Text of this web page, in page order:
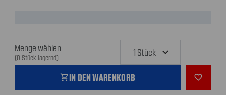
Menge wählen
(0 Stück lagernd)
shopping_cartIN DEN WARENKORB favorite_outline